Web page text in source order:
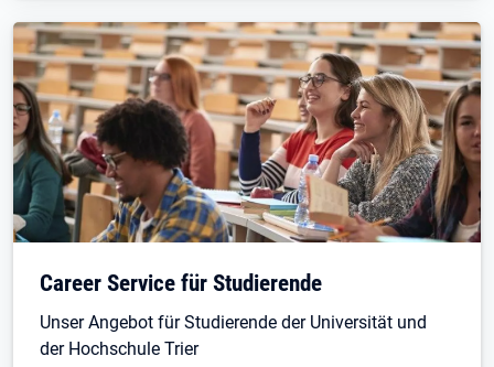
Career Service für Studierende
Unser Angebot für Studierende der Universität und
der Hochschule Trier